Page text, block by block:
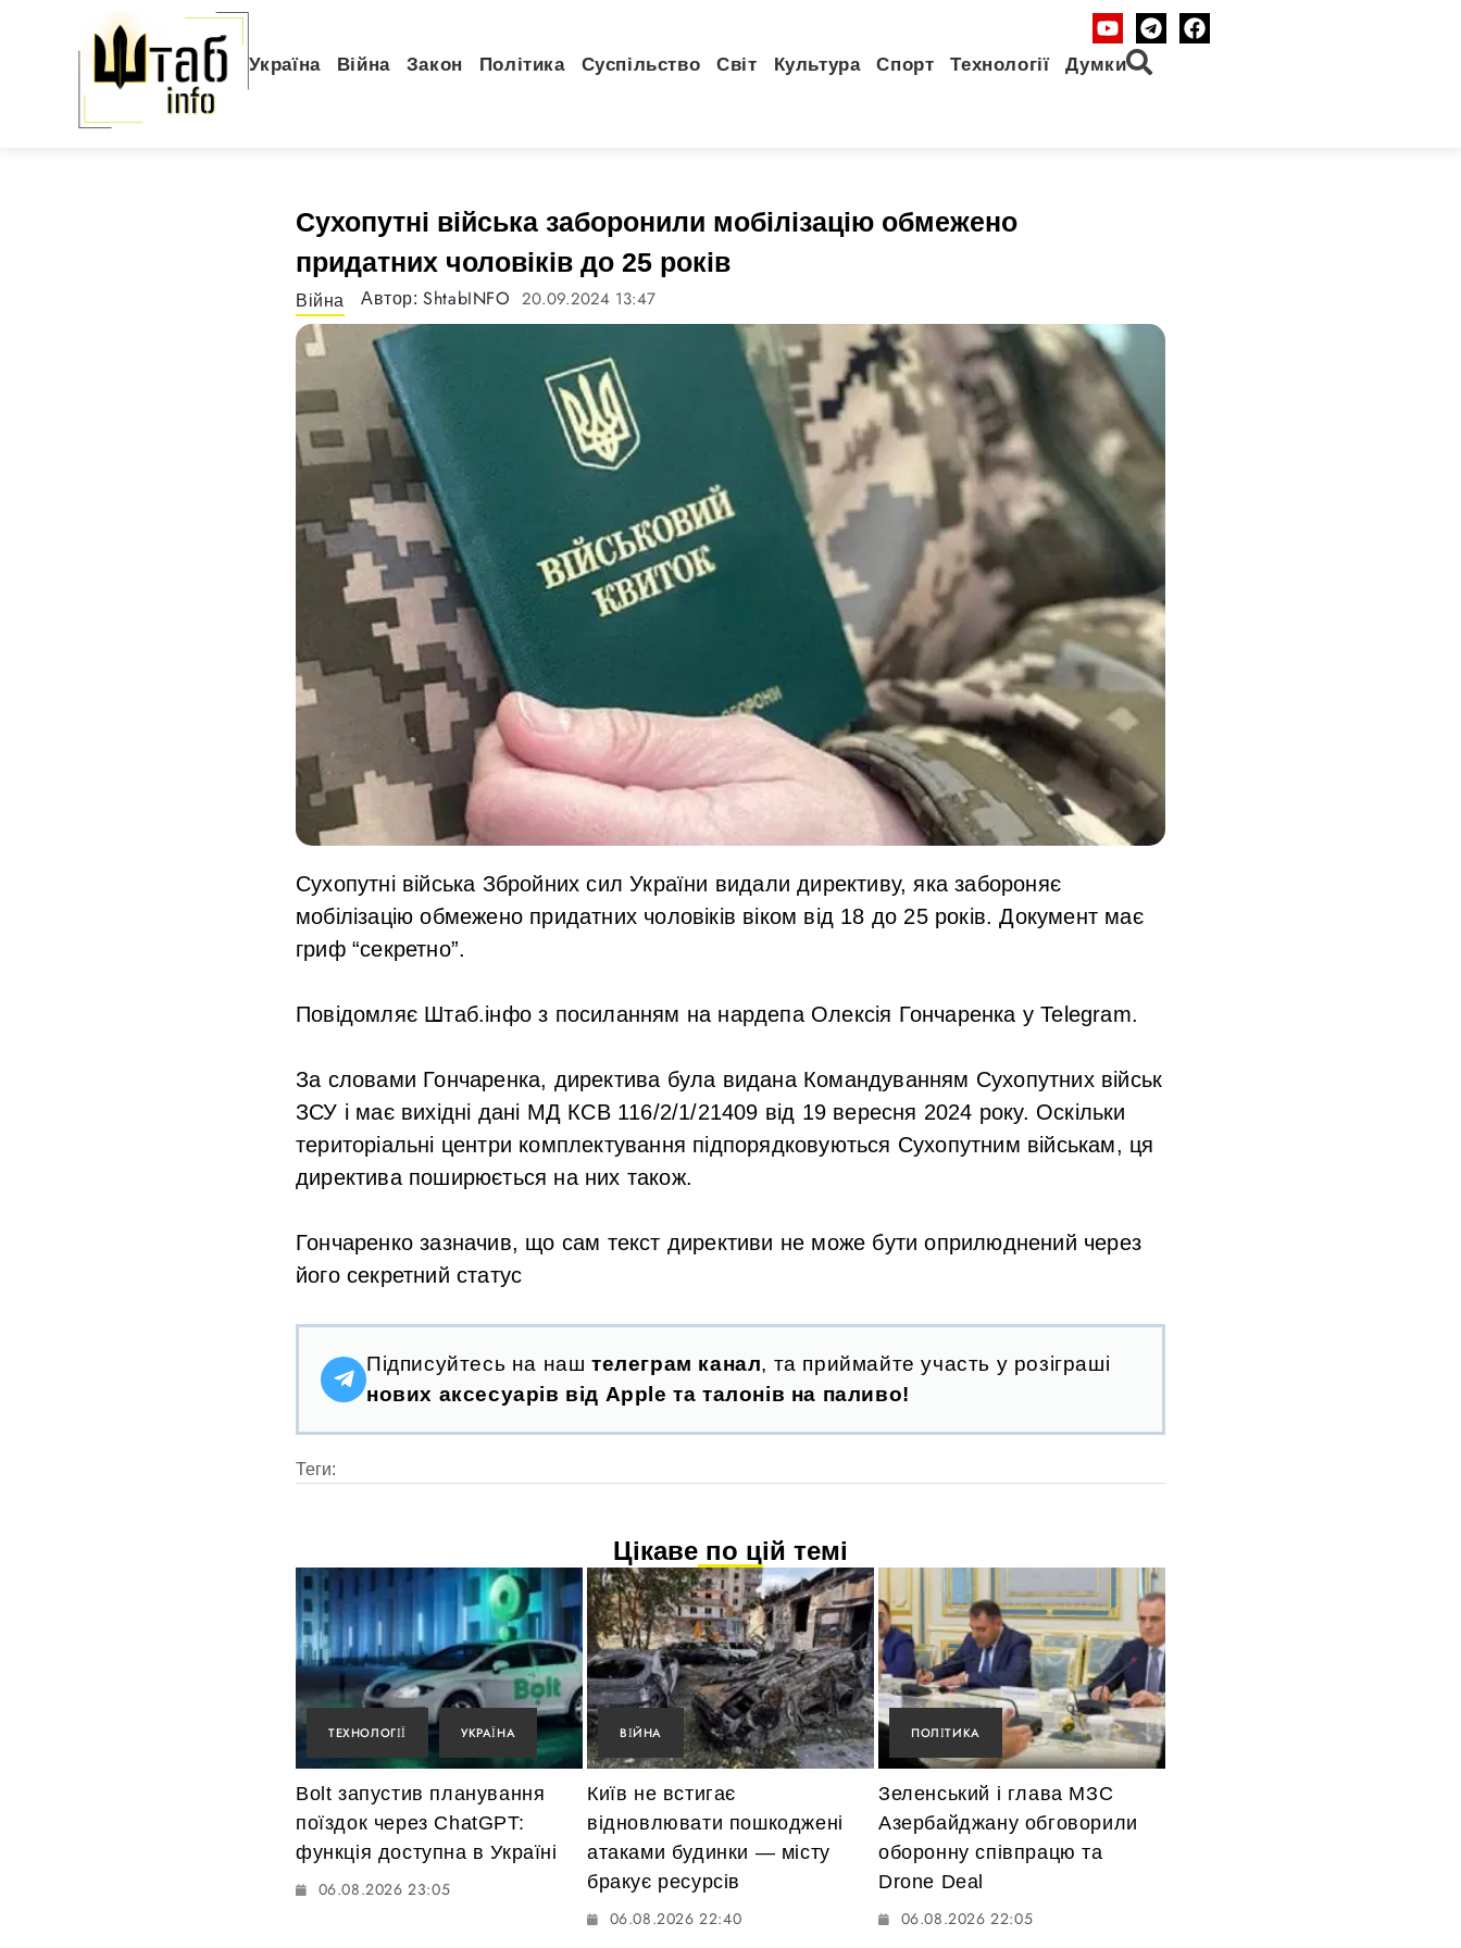
Україна Війна Закон Політика Суспільство Світ Культура Спорт Технології Думки
Сухопутні війська заборонили мобілізацію обмежено
придатних чоловіків до 25 років
Війна Автор:ShtabINFO 20.09.2024 13:47
Сухопутні війська Збройних сил України видали директиву, яка забороняє
мобілізацію обмежено придатних чоловіків віком від 18 до 25 років. Документ має
гриф “секретно”.
Повідомляє Штаб.інфо з посиланням на нардепа Олексія Гончаренка у Telegram.
За словами Гончаренка, директива була видана Командуванням Сухопутних військ
ЗСУ і має вихідні дані МД КСВ 116/2/1/21409 від 19 вересня 2024 року. Оскільки
територіальні центри комплектування підпорядковуються Сухопутним військам, ця
директива поширюється на них також.
Гончаренко зазначив, що сам текст директиви не може бути оприлюднений через
його секретний статус
Підписуйтесь на наш телеграм канал, та приймайте участь у розіграші
нових аксесуарів від Apple та талонів на паливо!
Теги:
Цікаве по цій темі
ТЕХНОЛОГІЇ УКРАЇНА
Bolt запустив планування
поїздок через ChatGPT:
функція доступна в Україні
06.08.2026 23:05
ВІЙНА
Київ не встигає
відновлювати пошкоджені
атаками будинки — місту
бракує ресурсів
06.08.2026 22:40
ПОЛІТИКА
Зеленський і глава МЗС
Азербайджану обговорили
оборонну співпрацю та
Drone Deal
06.08.2026 22:05